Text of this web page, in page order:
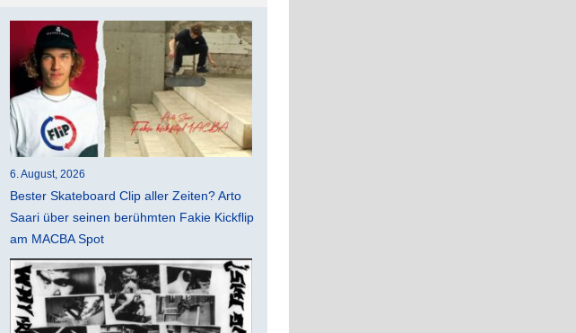
6. August, 2026
Bester Skateboard Clip aller Zeiten? Arto
Saari über seinen berühmten Fakie Kickflip
am MACBA Spot